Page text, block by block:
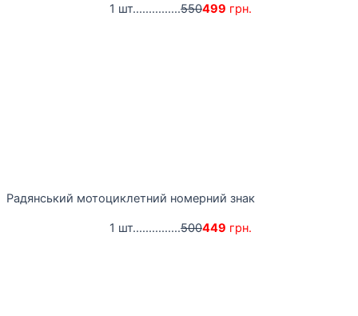
1 шт...............550499 грн.
Радянський мотоциклетний номерний знак
1 шт...............500449 грн.